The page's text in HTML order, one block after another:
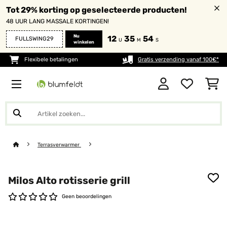
Tot 29% korting op geselecteerde producten!
48 UUR LANG MASSALE KORTINGEN!
FULLSWING29
Nu
winkelen
12 U 35 M 54 S
Flexibele betalingen Gratis verzending vanaf 100€*
Terrasverwarmer
Milos Alto rotisserie grill
Geen beoordelingen